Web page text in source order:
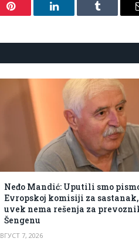
Pinterest LinkedIn Tumblr
Neđo Mandić: Uputili smo
Evropskoj komisiji za sastanak,
uvek nema rešenja za
Šengenu
7, 2026